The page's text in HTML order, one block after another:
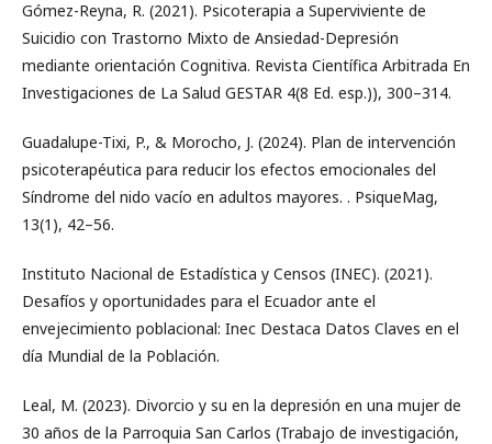
Gómez-Reyna, R. (2021). Psicoterapia a Superviviente de
Suicidio con Trastorno Mixto de Ansiedad-Depresión
mediante orientación Cognitiva. Revista Científica Arbitrada En
Investigaciones de La Salud GESTAR 4(8 Ed. esp.)), 300–314.
Guadalupe-Tixi, P., & Morocho, J. (2024). Plan de intervención
psicoterapéutica para reducir los efectos emocionales del
Síndrome del nido vacío en adultos mayores. . PsiqueMag,
13(1), 42–56.
Instituto Nacional de Estadística y Censos (INEC). (2021).
Desafíos y oportunidades para el Ecuador ante el
envejecimiento poblacional: Inec Destaca Datos Claves en el
día Mundial de la Población.
Leal, M. (2023). Divorcio y su en la depresión en una mujer de
30 años de la Parroquia San Carlos (Trabajo de investigación,